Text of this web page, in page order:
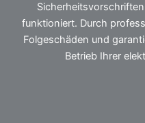
funktioniert. Durch
Folgeschäden und
Betrieb Ihrer